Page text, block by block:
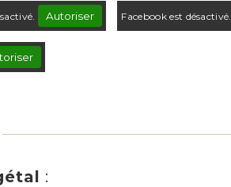
Autoriser Facebook est désactivé.
: